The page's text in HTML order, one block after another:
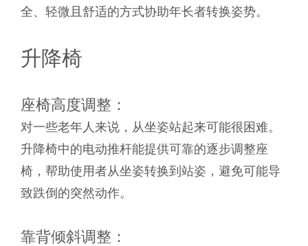
全、轻微且舒适的方式协助年长者转换姿势。
升降椅
座椅高度调整：
对一些老年人来说，从坐姿站起来可能很困难。
升降椅中的电动推杆能提供可靠的逐步调整座
椅，帮助使用者从坐姿转换到站姿，避免可能导
致跌倒的突然动作。
靠背倾斜调整：